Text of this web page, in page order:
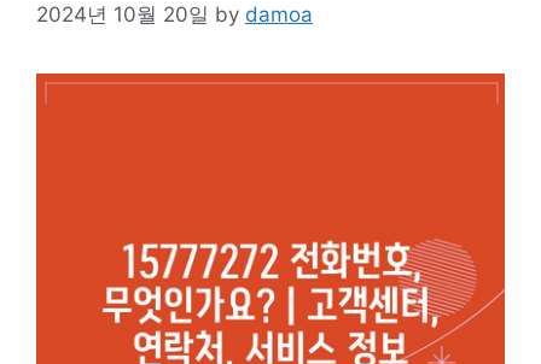
2024년 10월 20일 by damoa